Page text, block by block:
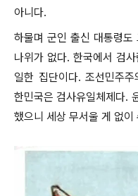
아니다.
하물며 군인 출신 대통령
나위가 없다. 한국에서 검
일한 집단이다. 조선민주
한민국은 검사유일체제다.
했으니 세상 무서울 게 없이